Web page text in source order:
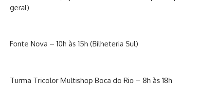
geral)
Fonte Nova – 10h às 15h (Bilheteria Sul)
Turma Tricolor Multishop Boca do Rio – 8h às 18h